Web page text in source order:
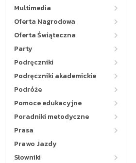
Multimedia
Oferta Nagrodowa
Oferta Świąteczna
Party
Podręczniki
Podręczniki akademickie
Podróże
Pomoce edukacyjne
Poradniki metodyczne
Prasa
Prawo Jazdy
Słowniki